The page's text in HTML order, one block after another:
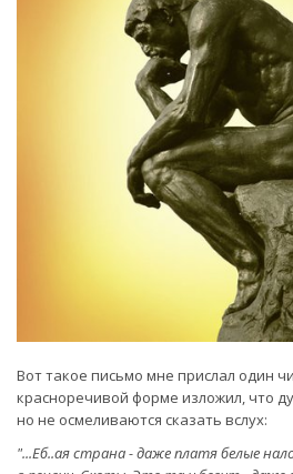
Вот такое письмо мне прислал один
красноречивой форме изложил, что
но не осмеливаются сказать вслух:
"...Еб..ая страна - даже платя белые